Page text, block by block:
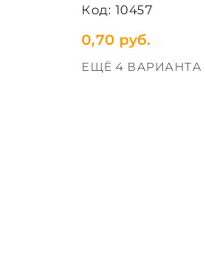
Код: 10457
0,70 руб.
ЕЩЁ 4 ВАРИАНТА